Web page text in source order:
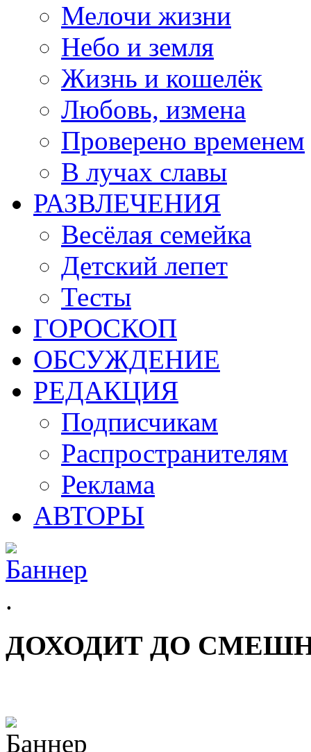
Мелочи жизни
Небо и земля
Жизнь и кошелёк
Любовь, измена
Проверено временем
В лучах славы
РАЗВЛЕЧЕНИЯ
Весёлая семейка
Детский лепет
Тесты
ГОРОСКОП
ОБСУЖДЕНИЕ
РЕДАКЦИЯ
Подписчикам
Распространителям
Реклама
АВТОРЫ
.
ДОХОДИТ ДО